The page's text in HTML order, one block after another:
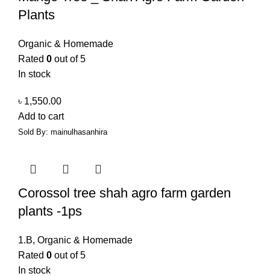
Plants
Organic & Homemade
Rated 0 out of 5
In stock
৳ 1,550.00
Add to cart
Sold By: mainulhasanhira
Corossol tree shah agro farm garden
plants -1ps
1.B, Organic & Homemade
Rated 0 out of 5
In stock